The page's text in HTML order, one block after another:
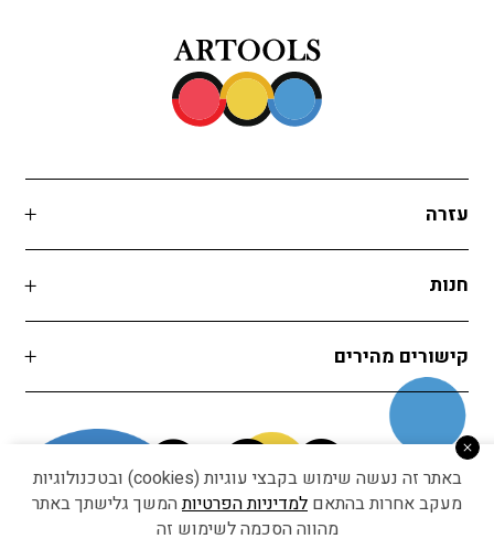
עזרה
חנות
קישורים מהירים
באתר זה נעשה שימוש בקבצי עוגיות (cookies) ובטכנולוגיות
מעקב אחרות בהתאם למדיניות הפרטיותהמשך גלישתך באתר
מהווה הסכמה לשימוש זה